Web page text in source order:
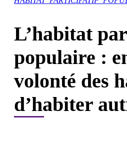
L’habitat
populaire :
volonté des
d’habiter